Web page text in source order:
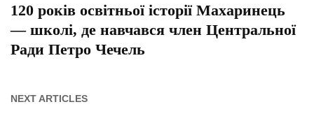
120 років освітньої історії Махаринець
— школі, де навчався член Центральної
Ради Петро Чечель
NEXT ARTICLES